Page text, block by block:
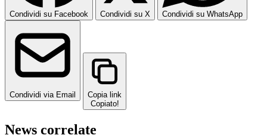
Condividi su Facebook Condividi su X Condividi su WhatsApp
Condividi via Email
Copia link
Copiato!
News correlate